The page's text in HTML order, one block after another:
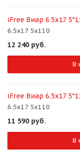
iFree Виар 6.5x17
6.5x17 5x110
12 240 руб.
В
iFree Виар 6.5x17
6.5x17 5x110
11 590 руб.
В